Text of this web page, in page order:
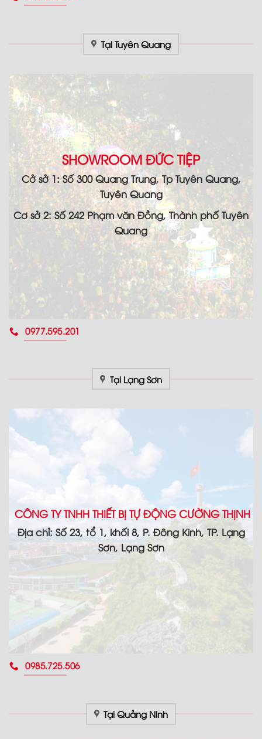
Tại Tuyên Quang
SHOWROOM ĐỨC TIỆP
Cở sở 1: Số 300 Quang Trung, Tp Tuyên Quang,
Tuyên Quang
Cơ sở 2: Số 242 Phạm văn Đồng, Thành phố Tuyên
Quang
0977.595.201
Tại Lạng Sơn
CÔNG TY TNHH THIẾT BỊ TỰ ĐỘNG CƯỜNG THỊNH
Địa chỉ: Số 23, tổ 1, khối 8, P. Đông Kinh, TP. Lạng
Sơn, Lạng Sơn
0985.725.506
Tại Quảng Ninh